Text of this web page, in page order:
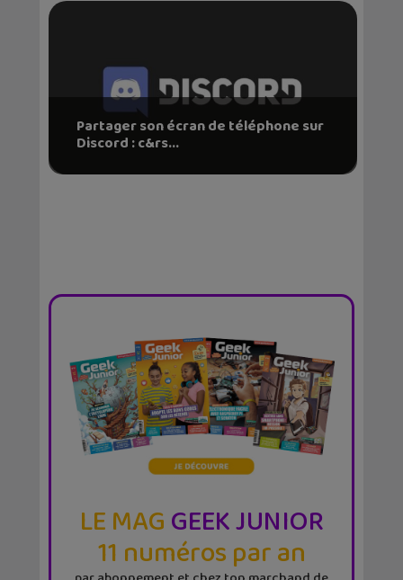
Partager son écran de téléphone sur
Discord : c&rs...
LE MAGGEEK JUNIOR
11 numéros par an